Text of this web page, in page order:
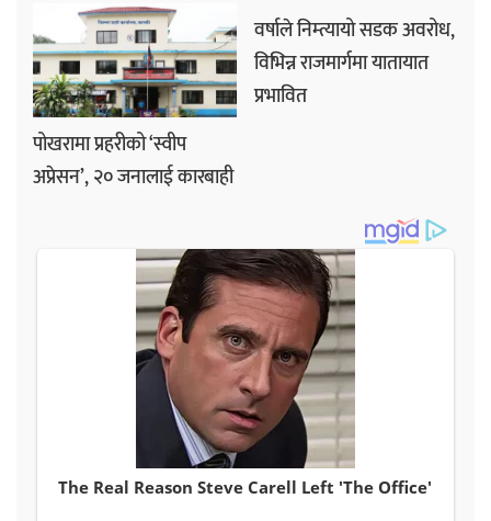
पोखरामा प्रहरीको ‘स्वीप
अप्रेसन’, २० जनालाई कारबाही
वर्षाले निम्त्यायो सडक अवरोध,
विभिन्न राजमार्गमा यातायात
प्रभावित